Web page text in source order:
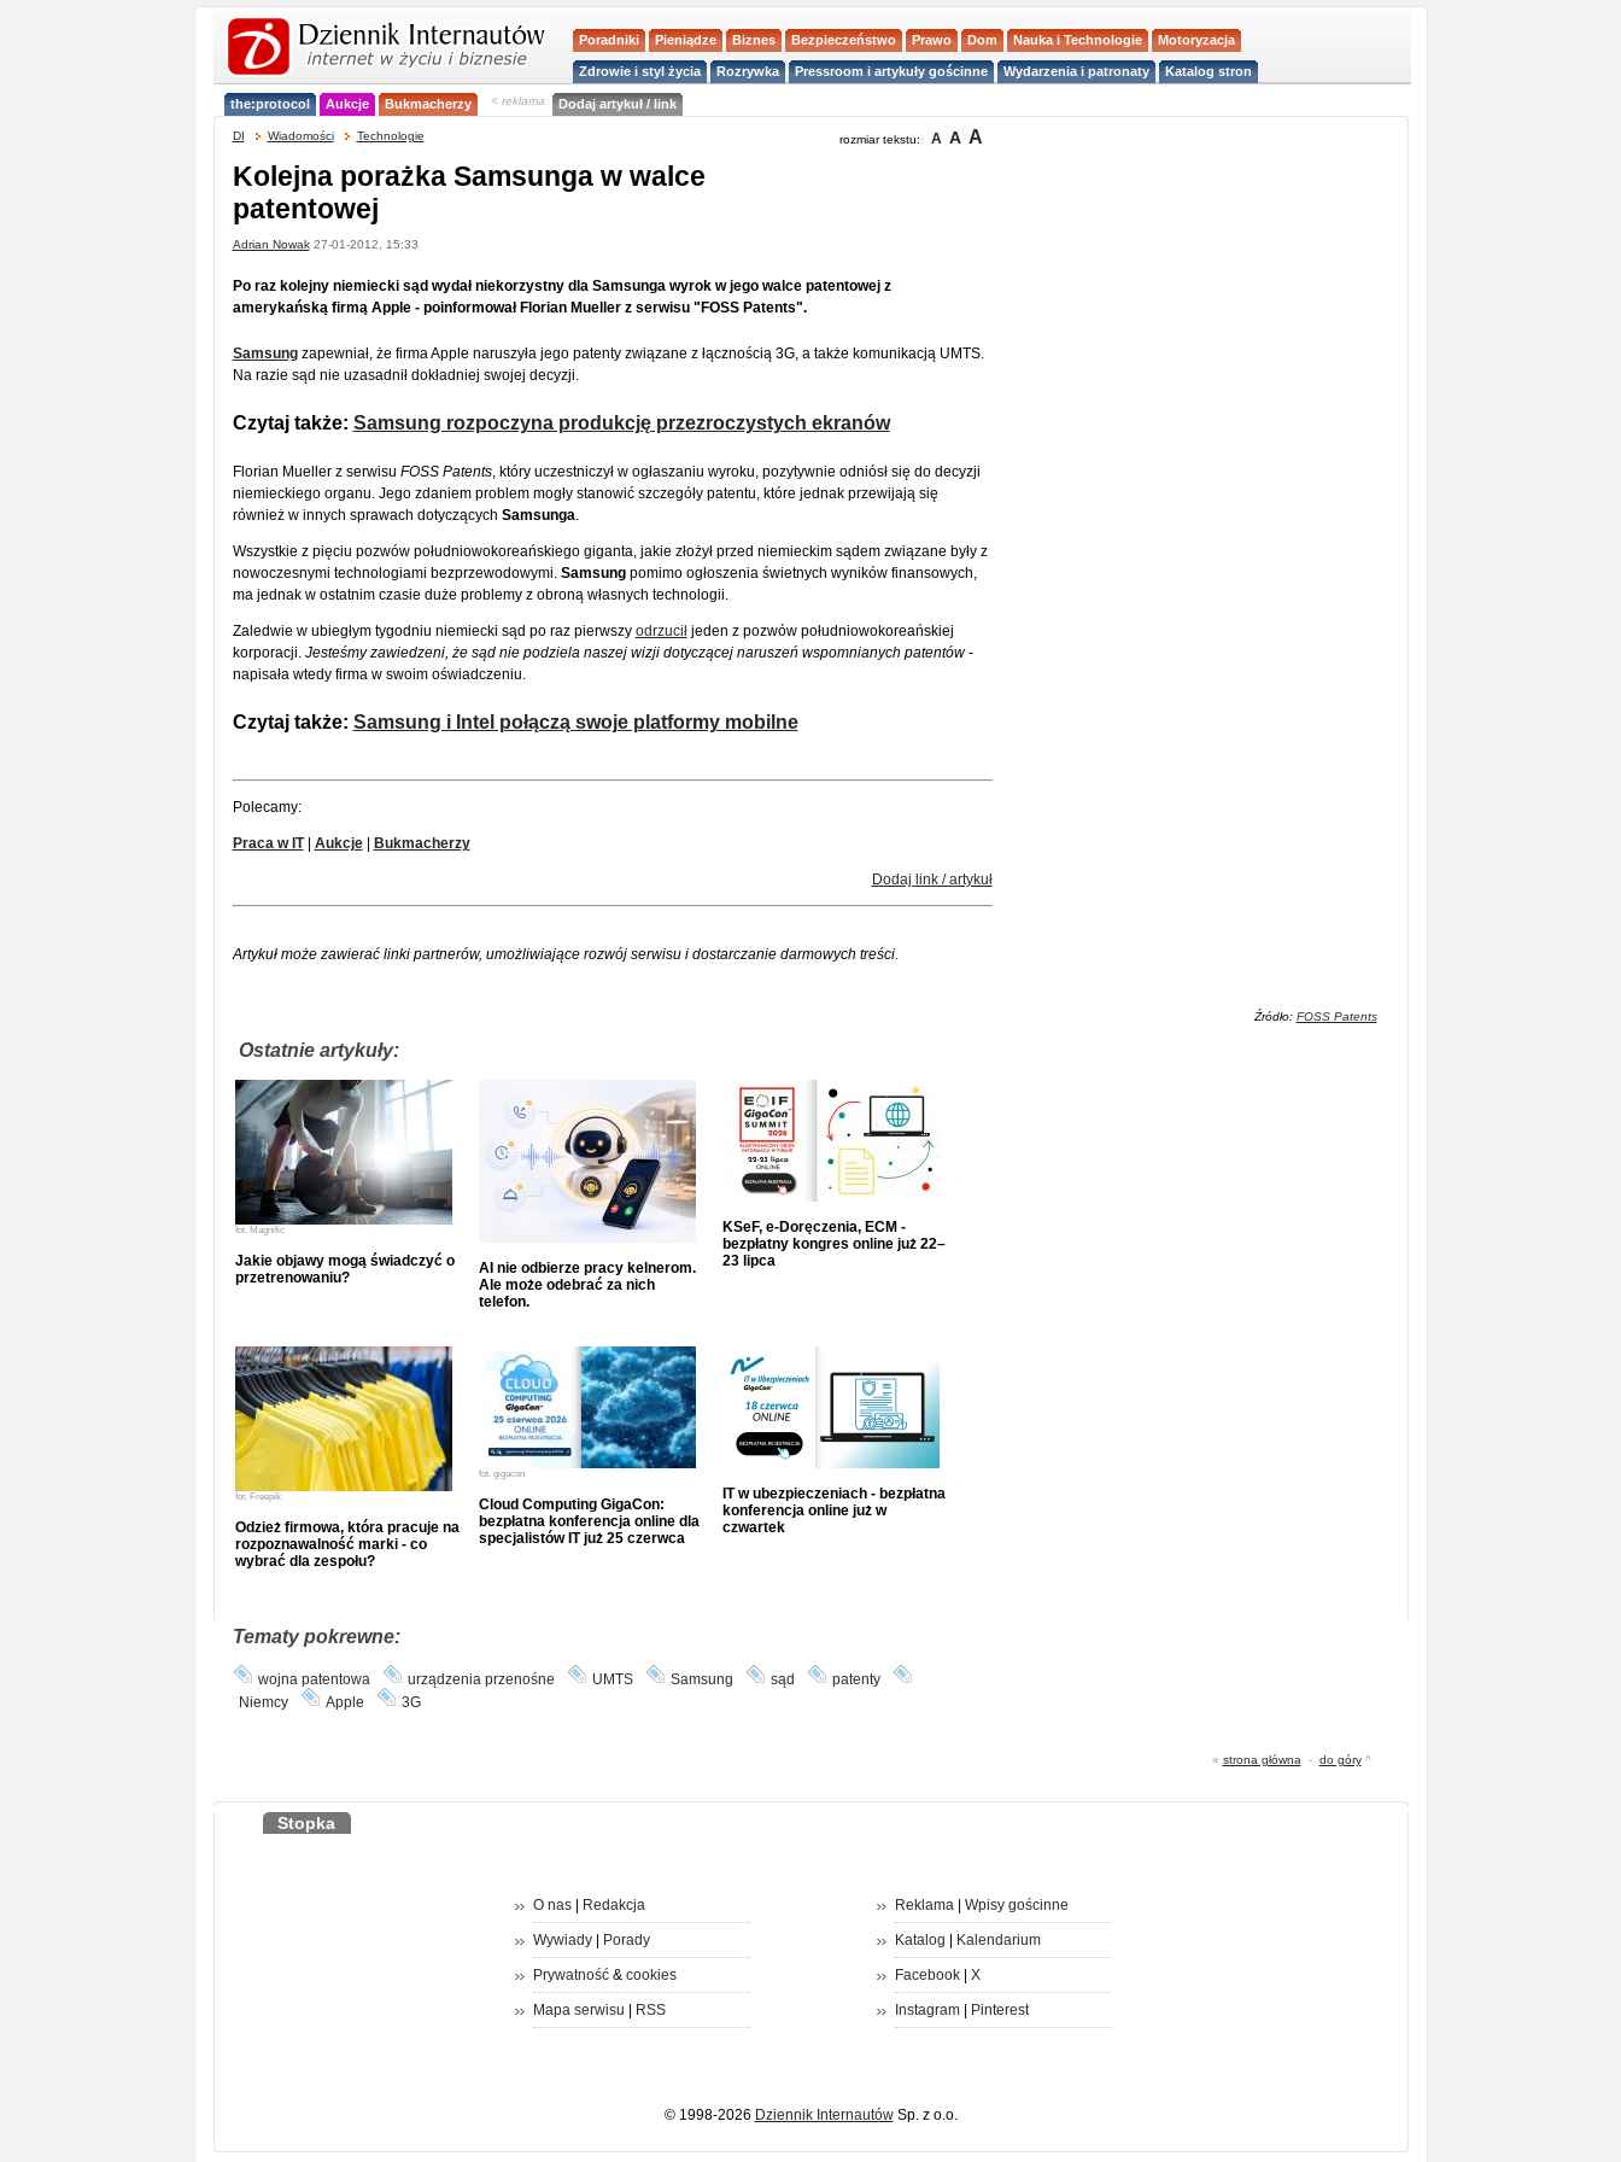
Poradniki Pieniądze Biznes Bezpieczeństwo Prawo Dom Nauka i Technologie Motoryzacja
Zdrowie i styl życia Rozrywka Pressroom i artykuły gościnne Wydarzenia i patronaty Katalog stron
the:protocol Aukcje Bukmacherzy < reklama Dodaj artykuł / link
DI Wiadomości Technologie rozmiar tekstu: A A A
Kolejna porażka Samsunga w walce
patentowej
Adrian Nowak27-01-2012, 15:33
Po raz kolejny niemiecki sąd wydał niekorzystny dla Samsunga wyrok w jego walce patentowej z
amerykańską firmą Apple - poinformował Florian Mueller z serwisu "FOSS Patents".
Samsungzapewniał, że firma Apple naruszyła jego patenty związane z łącznością 3G, a także komunikacją UMTS.
Na razie sąd nie uzasadnił dokładniej swojej decyzji.
Czytaj także: Samsung rozpoczyna produkcję przezroczystych ekranów
Florian Mueller z serwisu FOSS Patents, który uczestniczył w ogłaszaniu wyroku, pozytywnie odniósł się do decyzji
niemieckiego organu. Jego zdaniem problem mogły stanowić szczegóły patentu, które jednak przewijają się
również w innych sprawach dotyczących Samsunga.
Wszystkie z pięciu pozwów południowokoreańskiego giganta, jakie złożył przed niemieckim sądem związane były z
nowoczesnymi technologiami bezprzewodowymi. Samsungpomimo ogłoszenia świetnych wyników finansowych,
ma jednak w ostatnim czasie duże problemy z obroną własnych technologii.
Zaledwie w ubiegłym tygodniu niemiecki sąd po raz pierwszy odrzuciłjeden z pozwów południowokoreańskiej
korporacji. Jesteśmy zawiedzeni, że sąd nie podziela naszej wizji dotyczącej naruszeń wspomnianych patentów-
napisała wtedy firma w swoim oświadczeniu.
Czytaj także: Samsung i Intel połączą swoje platformy mobilne
Polecamy:
Praca w IT| Aukcje| Bukmacherzy
Dodaj link / artykuł
Artykuł może zawierać linki partnerów, umożliwiające rozwój serwisu i dostarczanie darmowych treści.
Źródło: FOSS Patents
Ostatnie artykuły:
fot. Magnific
Jakie objawy mogą świadczyć o
przetrenowaniu?
AI nie odbierze pracy kelnerom.
Ale może odebrać za nich
telefon.
KSeF, e-Doręczenia, ECM -
bezpłatny kongres online już 22–
23 lipca
fot. Freepik
Odzież firmowa, która pracuje na
rozpoznawalność marki - co
wybrać dla zespołu?
fot. gigacon
Cloud Computing GigaCon:
bezpłatna konferencja online dla
specjalistów IT już 25 czerwca
IT w ubezpieczeniach - bezpłatna
konferencja online już w
czwartek
Tematy pokrewne:
wojna patentowa urządzenia przenośne UMTS Samsung sąd
patenty
Niemcy
Apple 3G
« strona główna - do góry^
Stopka
O nas| Redakcja
Wywiady| Porady
Prywatność& cookies
Mapa serwisu RSS
Reklama| Wpisy gościnne
Katalog Kalendarium
Facebook| X
Instagram| Pinterest
© 1998-2026 Dziennik InternautówSp. z o.o.